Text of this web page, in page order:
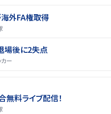
外FA権取得
場後に2失点
カー
料ライブ配信！